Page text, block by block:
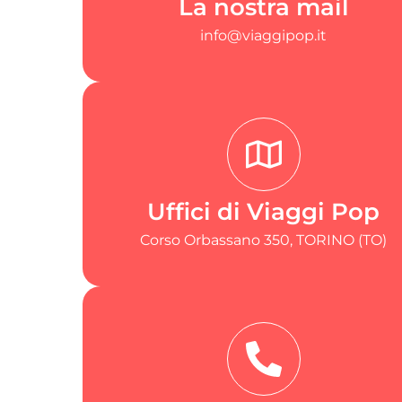
La nostra mail
info@viaggipop.it
Uffici di Viaggi Pop
Corso Orbassano 350, TORINO (TO)